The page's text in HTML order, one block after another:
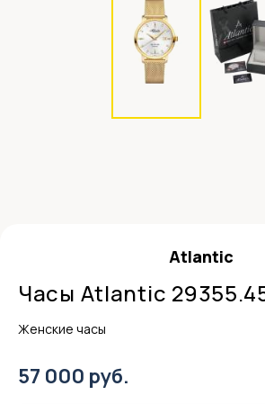
Atlantic
Часы Atlantic
Женские часы
57 000 руб.